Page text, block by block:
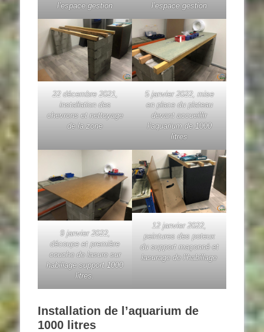
l’espace gestion
l’espace gestion
22 décembre 2021,
installation des
chevrons et nettoyage
de la zone
5 janvier 2022, mise
en place du plateau
devant accueillir
l’aquarium de 1000
litres
9 janvier 2022,
découpe et première
couche de lasure sur
habillage support 1000
litres.
12 janvier 2022,
peintures des poteux
du support maçonné et
lasurage de l’habillage
Installation de l’aquarium de
1000 litres